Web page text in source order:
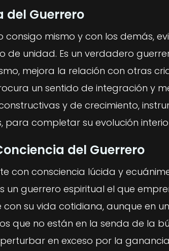
del Guerrero
consigo mismo y con los demás,
de unidad. Es un verdadero
mejora la relación con otras
un sentido de integración y
y de crecimiento,
para completar su evolución
del Guerrero
con consciencia lúcida y
un guerrero espiritual el que
con su vida cotidiana, aunque en
que no están en la senda de la
en exceso por la